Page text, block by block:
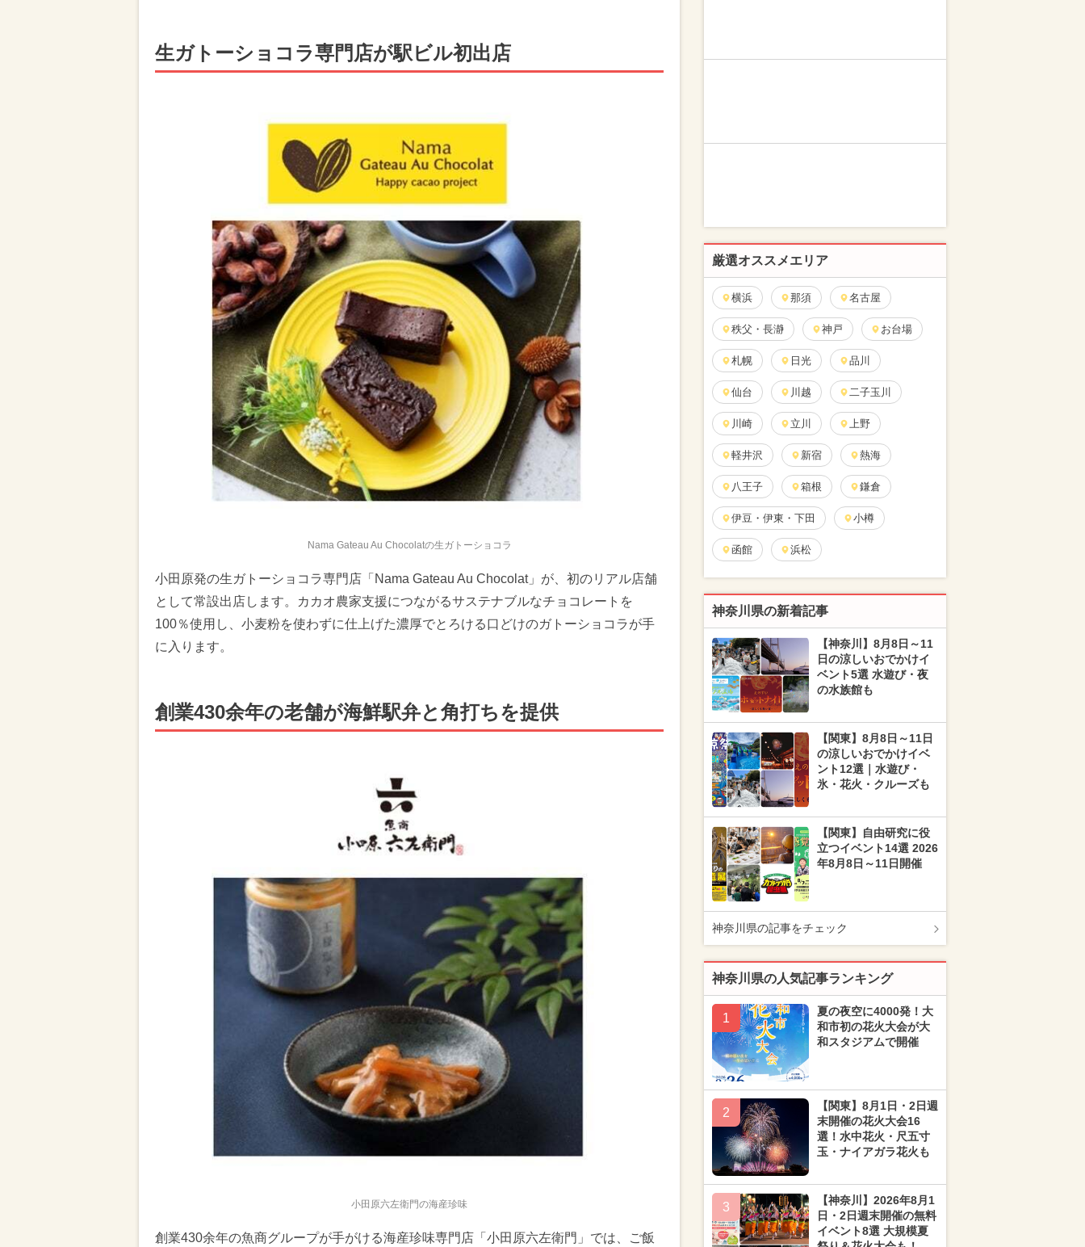
生ガトーショコラ専門店が駅ビル初出店
Nama Gateau Au Chocolatの生ガトーショコラ
小田原発の生ガトーショコラ専門店「Nama Gateau Au Chocolat」が、初のリアル店舗
として常設出店します。カカオ農家支援につながるサステナブルなチョコレートを
100％使用し、小麦粉を使わずに仕上げた濃厚でとろける口どけのガトーショコラが手
に入ります。
創業430余年の老舗が海鮮駅弁と角打ちを提供
小田原六左衛門の海産珍味
創業430余年の魚商グループが手がける海産珍味専門店「小田原六左衛門」では、ご飯
厳選オススメエリア
横浜 那須 名古屋
秩父・長瀞 神戸 お台場
札幌 日光 品川
仙台 川越 二子玉川
川崎 立川 上野
軽井沢 新宿 熱海
八王子 箱根 鎌倉
伊豆・伊東・下田 小樽
函館 浜松
神奈川県の新着記事
【神奈川】8月8日～11
日の涼しいおでかけイ
ベント5選 水遊び・夜
の水族館も
【関東】8月8日～11日
の涼しいおでかけイベ
ント12選｜水遊び・
氷・花火・クルーズも
【関東】自由研究に役
立つイベント14選 2026
年8月8日～11日開催
神奈川県の記事をチェック
神奈川県の人気記事ランキング
1
夏の夜空に4000発！大
和市初の花火大会が大
和スタジアムで開催
2
【関東】8月1日・2日週
末開催の花火大会16
選！水中花火・尺五寸
玉・ナイアガラ花火も
3
【神奈川】2026年8月1
日・2日週末開催の無料
イベント8選 大規模夏